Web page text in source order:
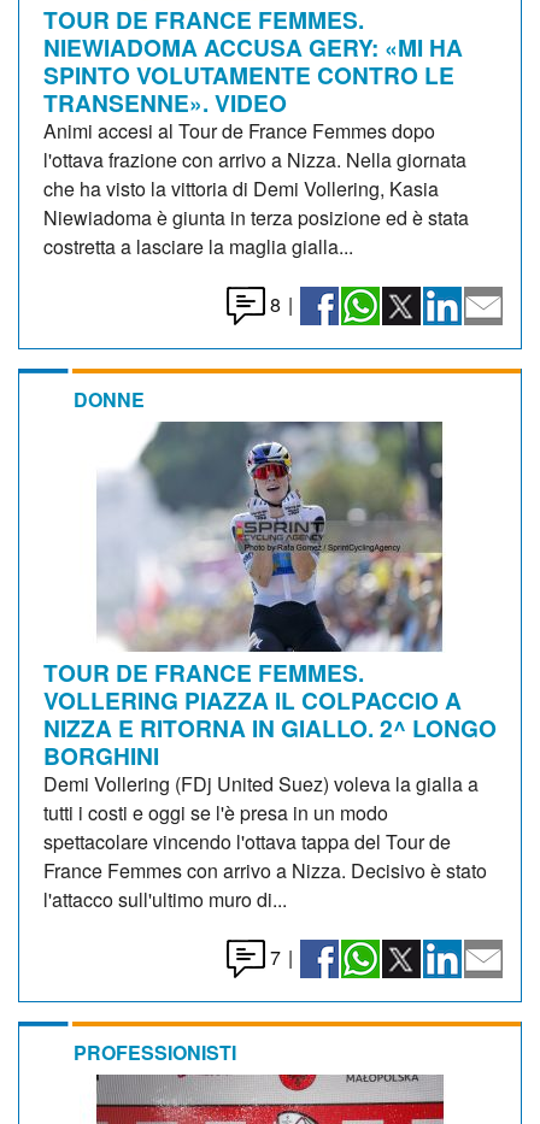
TOUR DE FRANCE FEMMES.
NIEWIADOMA ACCUSA GERY: «MI HA
SPINTO VOLUTAMENTE CONTRO LE
TRANSENNE». VIDEO
Animi accesi al Tour de France Femmes dopo
l'ottava frazione con arrivo a Nizza. Nella giornata
che ha visto la vittoria di Demi Vollering, Kasia
Niewiadoma è giunta in terza posizione ed è stata
costretta a lasciare la maglia gialla...
8 |
DONNE
TOUR DE FRANCE FEMMES.
VOLLERING PIAZZA IL COLPACCIO A
NIZZA E RITORNA IN GIALLO. 2^ LONGO
BORGHINI
Demi Vollering (FDj United Suez) voleva la gialla a
tutti i costi e oggi se l'è presa in un modo
spettacolare vincendo l'ottava tappa del Tour de
France Femmes con arrivo a Nizza. Decisivo è stato
l'attacco sull'ultimo muro di...
7 |
PROFESSIONISTI